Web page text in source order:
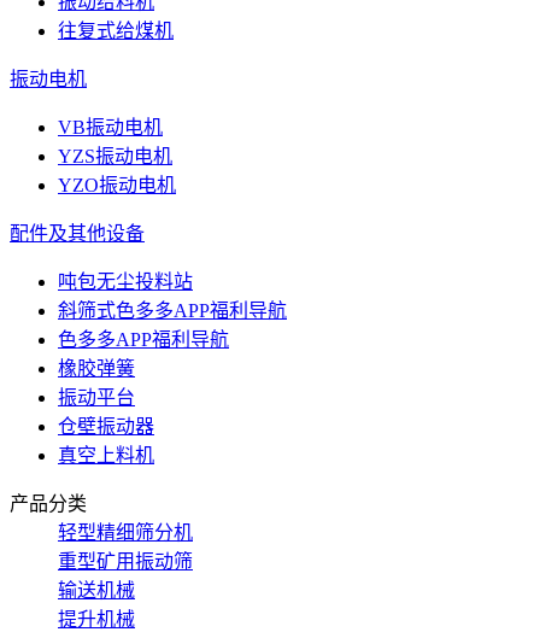
往复式给煤机
振动电机
VB振动电机
YZS振动电机
YZO振动电机
配件及其他设备
吨包无尘投料站
斜筛式色多多APP福利导航
色多多APP福利导航
橡胶弹簧
振动平台
仓壁振动器
真空上料机
产品分类
轻型精细筛分机
重型矿用振动筛
输送机械
提升机械